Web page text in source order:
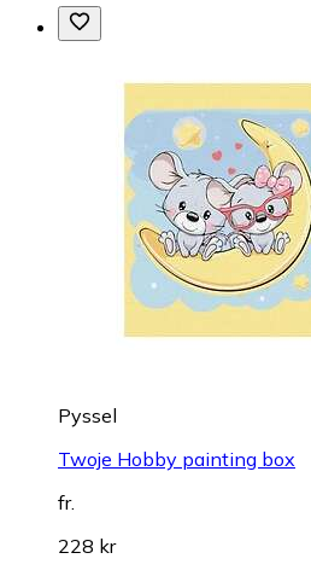
Pyssel
Twoje Hobby painting box
fr.
228 kr